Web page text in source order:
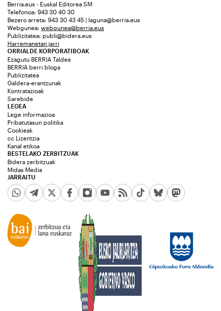
Berria.eus - Euskal Editorea SM
Telefonoa: 943 30 40 30
Bezero arreta: 943 30 43 45 | laguna@berria.eus
Webgunea: webgunea@berria.eus
Publizitatea: publi@bidera.eus
Harremanetan jarri
ORRIALDE KORPORATIBOAK
Ezagutu BERRIA Taldea
BERRIA berri bloga
Publizitatea
Galdera-erantzunak
Kontratazioak
Sarebide
JARRAITU
LEGEA
Lege informazioa
Pribatutasun politika
Cookieak
cc Lizentzia
Kanal etikoa
BESTELAKO ZERBITZUAK
Bidera zerbitzuak
Midas Media